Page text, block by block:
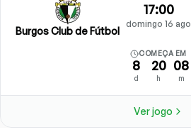
Burgos Club de Fútbol
17:00
domingo 16 ago
COMEÇA EM
8
d
20
h
08
m
Ver jogo